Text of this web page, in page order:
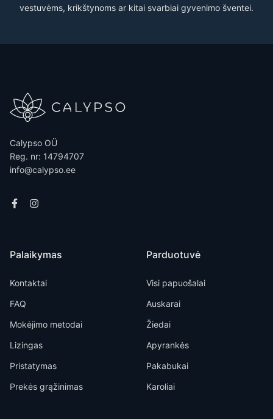
vestuvėms, krikštynoms ar kitai svarbiai gyvenimo šventei.
Calypso OÜ
Reg. nr: 14794707
info@calypso.ee
Palaikymas
Kontaktai
FAQ
Mokėjimo metodai
Lizingas
Pristatymas
Prekės grąžinimas
Parduotuvė
Visi papuošalai
Auskarai
Žiedai
Apyrankės
Pakabukai
Karoliai